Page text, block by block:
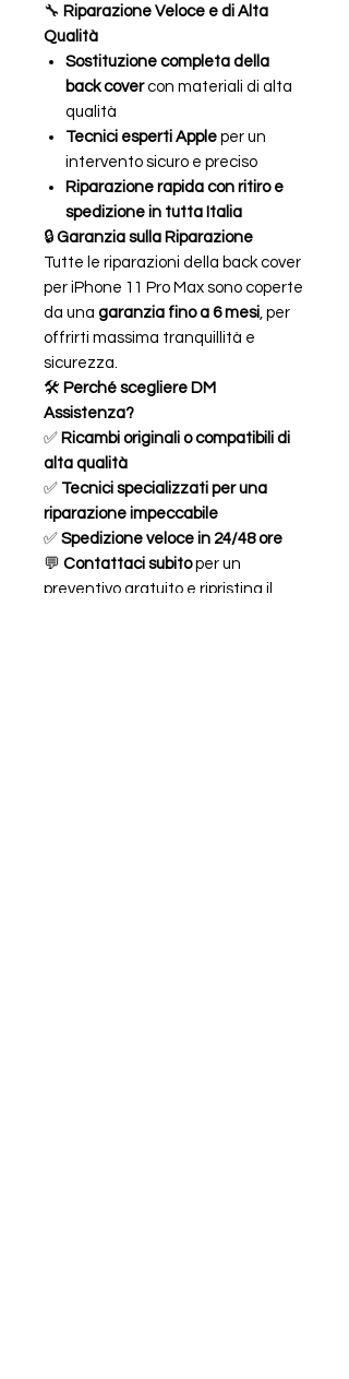
🔧 Riparazione Veloce e di Alta
Qualità
Sostituzione completa della
back covercon materiali di alta
qualità
Tecnici esperti Apple per un
intervento sicuro e preciso
Riparazione rapida con ritiro e
spedizione in tutta Italia
🔒 Garanzia sulla Riparazione
Tutte le riparazioni della back cover
per iPhone 11 Pro Max sono coperte
da una garanzia fino a 6 mesi , per
offrirti massima tranquillità e
sicurezza.
🛠 Perché scegliere DM
Assistenza?
✅ Ricambi originali o compatibili di
alta qualità
✅ Tecnici specializzati per una
riparazione impeccabile
✅ Spedizione veloce in 24/48 ore
💬 Contattaci subitoper un
preventivo gratuito e ripristina il